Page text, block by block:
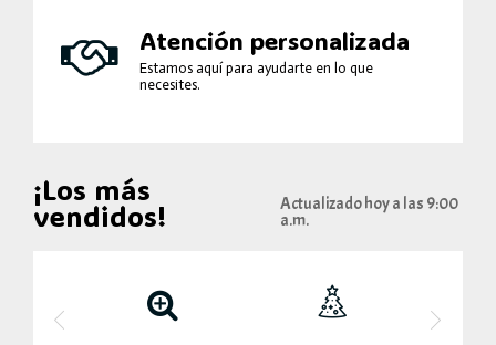
Atención personalizada
Estamos aquí para ayudarte en lo que
necesites.
¡Los más
vendidos! Actualizado hoy a las 9:00
a.m.